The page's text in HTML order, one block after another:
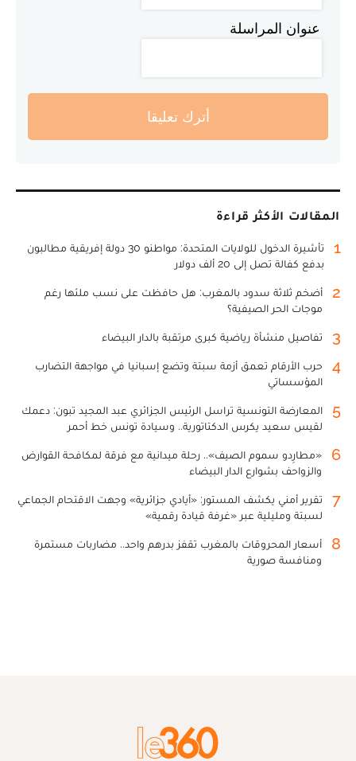
عنوان المراسلة
أترك تعليقا
المقالات الأكثر قراءة
1
تأشيرة الدخول للولايات المتحدة: مواطنو 30 دولة إفريقية مطالبون
بدفع كفالة تصل إلى 20 ألف دولار
2
أضخم ثلاثة سدود بالمغرب: هل حافظت على نسب ملئها رغم
موجات الحر الصيفية؟
3 تفاصيل منشأة رياضية كبرى مرتقبة بالدار البيضاء
4
حرب الأرقام تعمق أزمة سبتة وتضع إسبانيا في مواجهة التضارب
المؤسساتي
5
المعارضة التونسية تراسل الرئيس الجزائري عبد المجيد تبون: دعمك
لقيس سعيد يكرس الدكتاتورية.. وسيادة تونس خط أحمر
6
«مطارِدو سموم الصيف».. رحلة ميدانية مع فرقة لمكافحة القوارض
والزواحف بشوارع الدار البيضاء
7
تقرير أمني يكشف المستور: «أيادي جزائرية» وجهت الاقتحام الجماعي
لسبتة ومليلية عبر «غرفة قيادة رقمية»
8
أسعار المحروقات بالمغرب تقفز بدرهم واحد.. مضاربات مستمرة
ومنافسة صورية